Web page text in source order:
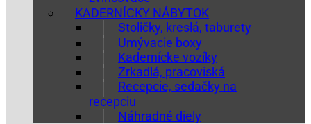
KADERNÍCKY NÁBYTOK
Stoličky, kreslá, taburety
Umývacie boxy
Kadernícke vozíky
Zrkadlá, pracoviská
Recepcie, sedačky na
recepciu
Náhradné diely